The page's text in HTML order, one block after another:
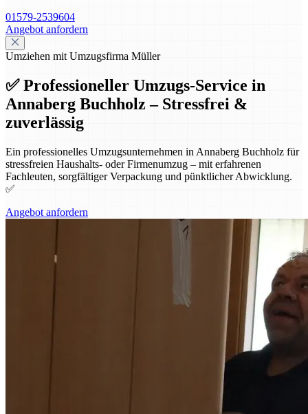
01579-2539604
Angebot anfordern
Umziehen mit Umzugsfirma Müller
✅ Professioneller Umzugs-Service in
Annaberg Buchholz – Stressfrei &
zuverlässig
Ein professionelles Umzugsunternehmen in Annaberg Buchholz für
stressfreien Haushalts- oder Firmenumzug – mit erfahrenen
Fachleuten, sorgfältiger Verpackung und pünktlicher Abwicklung.
✅
Angebot anfordern